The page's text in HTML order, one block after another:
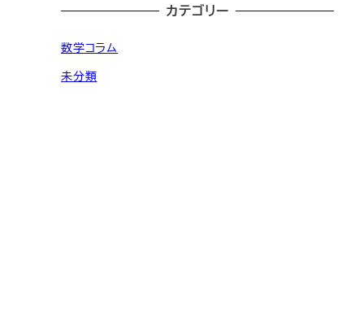
カテゴリー
数学コラム
未分類